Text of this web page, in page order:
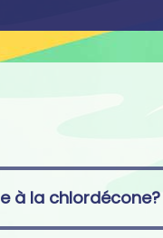
à la chlordécone?